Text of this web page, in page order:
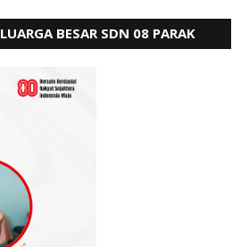
BESAR SDN 08 PARAK